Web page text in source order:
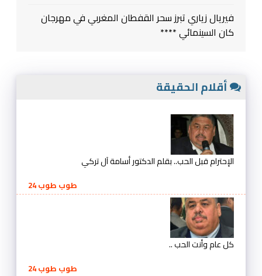
فيريال زياري تبرز سحر القفطان المغربي في مهرجان
كان السينمائي ****
أقلام الحقيقة
الإحترام قبل الحب.. بقلم الدكتور أسامة آل تركي
طوب طوب 24
كل عام وأنت الحب ..
طوب طوب 24